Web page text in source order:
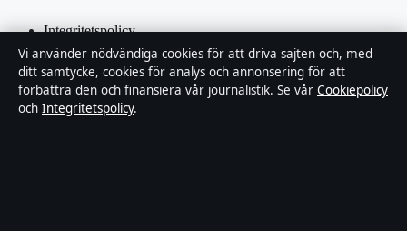
Integritetspolicy
Kändisar & integritet
Om Inrikestidningen i korthet
Vi använder nödvändiga cookies för att driva sajten och, med
ditt samtycke, cookies för analys och annonsering för att
förbättra den och finansiera vår journalistik. Se vår Cookiepolicy
och Integritetspolicy.